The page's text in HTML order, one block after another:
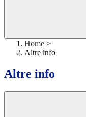
Home >
Altre info
Altre info